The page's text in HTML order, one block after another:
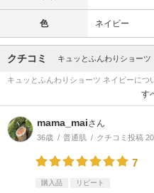
色 ネイビー
クチコミ キュッとふんわりショーツ
キュッとふんわりショーツ ネイビーにつ
す
mama_maiさん
36歳 普通肌 クチコミ投稿
7
購入品 リピート